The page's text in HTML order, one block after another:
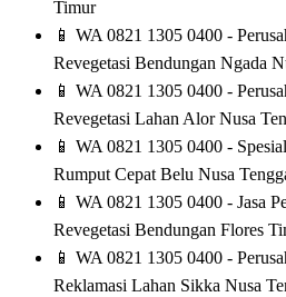
Timur
📱 WA 0821 1305 0400 -
Revegetasi Bendungan Ngada
📱 WA 0821 1305 0400 -
Revegetasi Lahan Alor Nusa
📱 WA 0821 1305 0400 -
Rumput Cepat Belu Nusa
📱 WA 0821 1305 0400 - Jasa
Revegetasi Bendungan Flores
📱 WA 0821 1305 0400 -
Reklamasi Lahan Sikka Nusa